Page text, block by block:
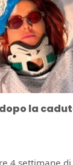
la
4 settimane